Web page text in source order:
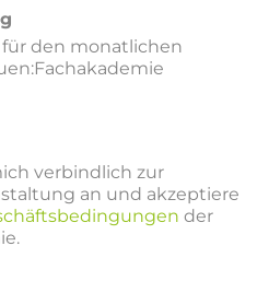
den monatlichen
verbindlich zur
an und akzeptiere
der